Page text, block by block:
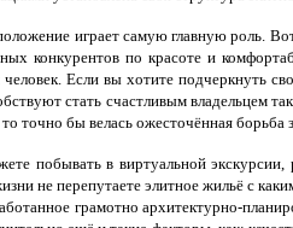
играет самую главную роль.
конкурентов по красоте и
Если вы хотите подчеркнуть
стать счастливым владельцем
точно бы велась ожесточённая борьба
побывать в виртуальной экскурсии,
не перепутаете элитное жильё с
грамотно архитектурно-